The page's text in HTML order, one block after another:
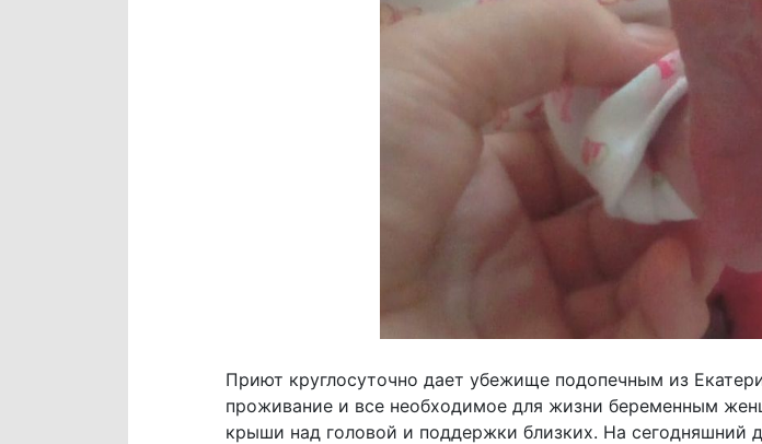
Приют круглосуточно дает убежище подопечным из
проживание и все необходимое для жизни беременным
крыши над головой и поддержки близких. На сегодняшний